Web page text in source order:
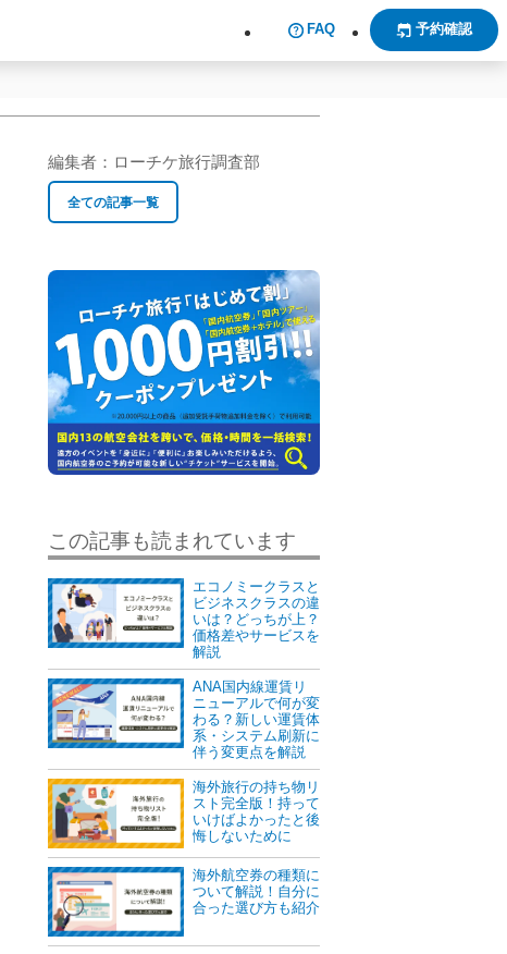
FAQ 予約確認
編集者： ローチケ旅行調査部
全ての記事一覧
この記事も読まれています
エコノミークラスと
ビジネスクラスの違
いは？どっちが上？
価格差やサービスを
解説
ANA国内線運賃リ
ニューアルで何が変
わる？新しい運賃体
系・システム刷新に
伴う変更点を解説
海外旅行の持ち物リ
スト完全版！持って
いけばよかったと後
悔しないために
海外航空券の種類に
ついて解説！自分に
合った選び方も紹介